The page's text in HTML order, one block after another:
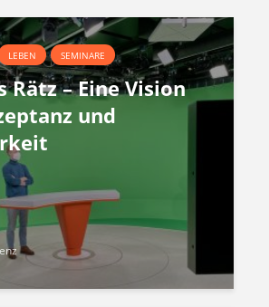
LEBEN SEMINARE
Rätz – Eine Vision
und